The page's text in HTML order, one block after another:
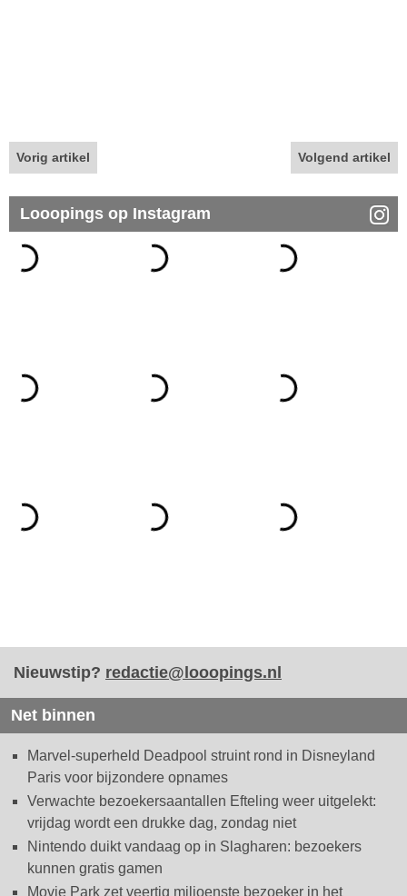
Vorig artikel Volgend artikel
Looopings op Instagram
Nieuwstip? redactie@looopings.nl
Net binnen
Marvel-superheld Deadpool struint rond in Disneyland
Paris voor bijzondere opnames
Verwachte bezoekersaantallen Efteling weer uitgelekt:
vrijdag wordt een drukke dag, zondag niet
Nintendo duikt vandaag op in Slagharen: bezoekers
kunnen gratis gamen
Movie Park zet veertig miljoenste bezoeker in het